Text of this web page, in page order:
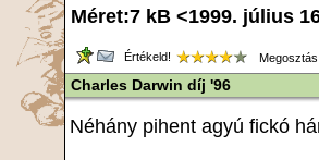
Méret:7 kB <1999. július
Értékeld!
Charles Darwin díj '96
Néhány pihent agyú fickó